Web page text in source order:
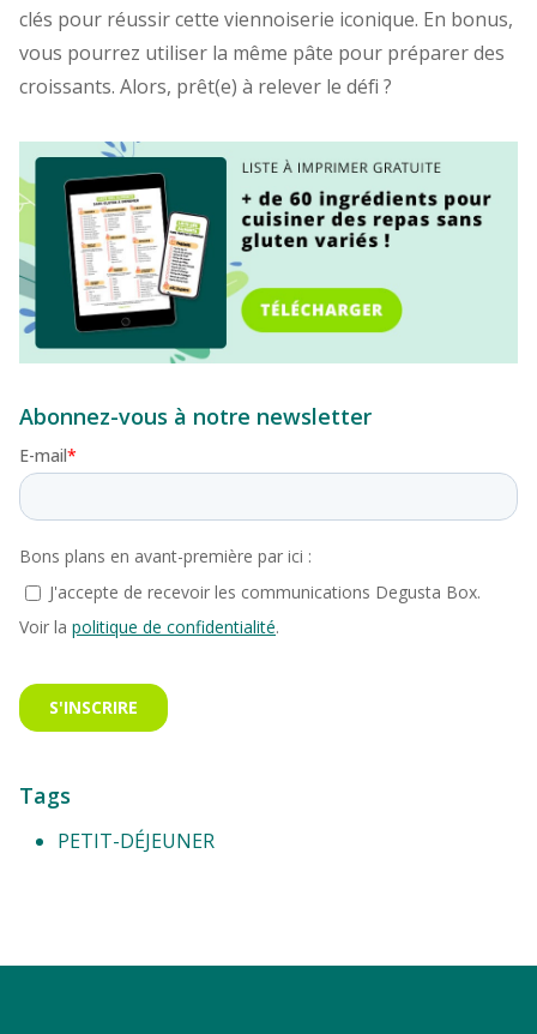
clés pour réussir cette viennoiserie iconique. En bonus,
vous pourrez utiliser la même pâte pour préparer des
croissants. Alors, prêt(e) à relever le défi ?
Abonnez-vous à notre newsletter
Tags
PETIT-DÉJEUNER